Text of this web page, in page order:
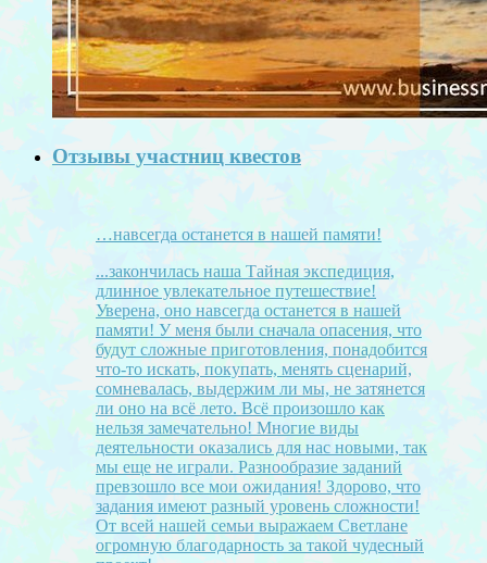
Отзывы участниц квестов
…навсегда останется в нашей памяти!
...закончилась наша Тайная экспедиция,
длинное увлекательное путешествие!
Уверена, оно навсегда останется в нашей
памяти! У меня были сначала опасения, что
будут сложные приготовления, понадобится
что-то искать, покупать, менять сценарий,
сомневалась, выдержим ли мы, не затянется
ли оно на всё лето. Всё произошло как
нельзя замечательно! Многие виды
деятельности оказались для нас новыми, так
мы еще не играли. Разнообразие заданий
превзошло все мои ожидания! Здорово, что
задания имеют разный уровень сложности!
От всей нашей семьи выражаем Светлане
огромную благодарность за такой чудесный